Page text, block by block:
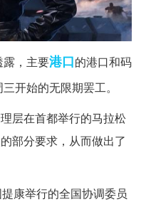
，主要港口的港口和码
开始的无限期罢工。
层在首都举行的马拉松
部分要求，从而做出了
康举行的全国协调委员